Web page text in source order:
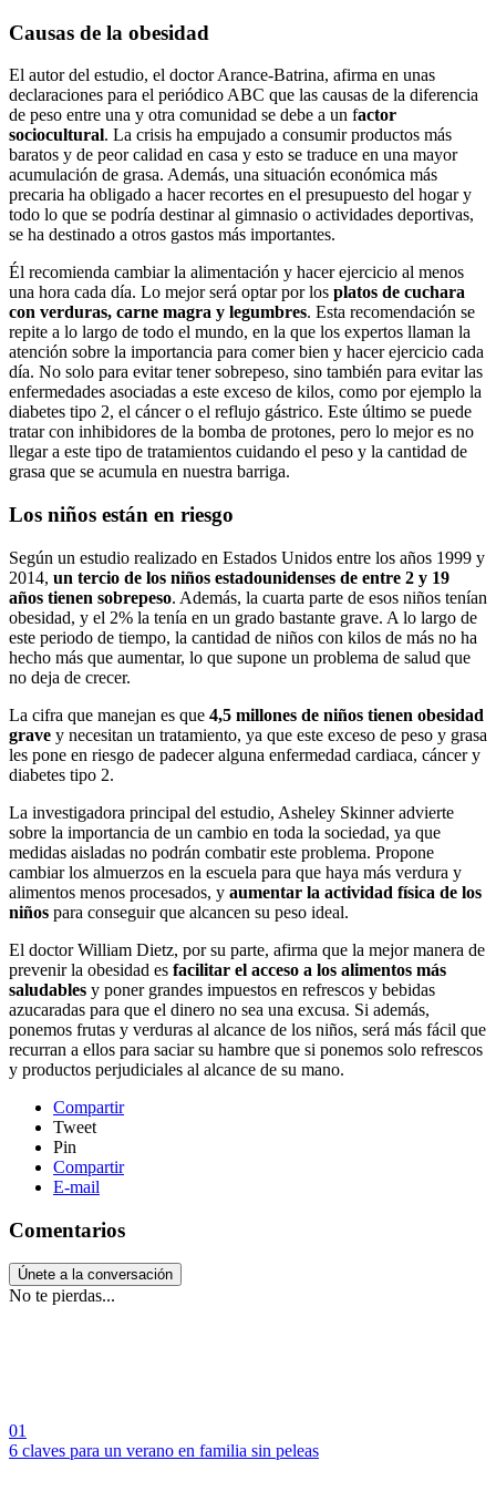
Causas de la obesidad
El autor del estudio, el doctor Arance-Batrina, afirma en unas
declaraciones para el periódico ABC que las causas de la diferencia
de peso entre una y otra comunidad se debe a un factor
sociocultural. La crisis ha empujado a consumir productos más
baratos y de peor calidad en casa y esto se traduce en una mayor
acumulación de grasa. Además, una situación económica más
precaria ha obligado a hacer recortes en el presupuesto del hogar y
todo lo que se podría destinar al gimnasio o actividades deportivas,
se ha destinado a otros gastos más importantes.
Él recomienda cambiar la alimentación y hacer ejercicio al menos
una hora cada día. Lo mejor será optar por los platos de cuchara
con verduras, carne magra y legumbres. Esta recomendación se
repite a lo largo de todo el mundo, en la que los expertos llaman la
atención sobre la importancia para comer bien y hacer ejercicio cada
día. No solo para evitar tener sobrepeso, sino también para evitar las
enfermedades asociadas a este exceso de kilos, como por ejemplo la
diabetes tipo 2, el cáncer o el reflujo gástrico. Este último se puede
tratar con inhibidores de la bomba de protones, pero lo mejor es no
llegar a este tipo de tratamientos cuidando el peso y la cantidad de
grasa que se acumula en nuestra barriga.
Los niños están en riesgo
Según un estudio realizado en Estados Unidos entre los años 1999 y
2014, un tercio de los niños estadounidenses de entre 2 y 19
años tienen sobrepeso. Además, la cuarta parte de esos niños tenían
obesidad, y el 2% la tenía en un grado bastante grave. A lo largo de
este periodo de tiempo, la cantidad de niños con kilos de más no ha
hecho más que aumentar, lo que supone un problema de salud que
no deja de crecer.
La cifra que manejan es que 4,5 millones de niños tienen obesidad
grave y necesitan un tratamiento, ya que este exceso de peso y grasa
les pone en riesgo de padecer alguna enfermedad cardiaca, cáncer y
diabetes tipo 2.
La investigadora principal del estudio, Asheley Skinner advierte
sobre la importancia de un cambio en toda la sociedad, ya que
medidas aisladas no podrán combatir este problema. Propone
cambiar los almuerzos en la escuela para que haya más verdura y
alimentos menos procesados, y aumentar la actividad física de los
niños para conseguir que alcancen su peso ideal.
El doctor William Dietz, por su parte, afirma que la mejor manera de
prevenir la obesidad es facilitar el acceso a los alimentos más
saludables y poner grandes impuestos en refrescos y bebidas
azucaradas para que el dinero no sea una excusa. Si además,
ponemos frutas y verduras al alcance de los niños, será más fácil que
recurran a ellos para saciar su hambre que si ponemos solo refrescos
y productos perjudiciales al alcance de su mano.
Compartir
Tweet
Pin
Compartir
E-mail
Comentarios
Únete a la conversación
No te pierdas...
01
6 claves para un verano en familia sin peleas